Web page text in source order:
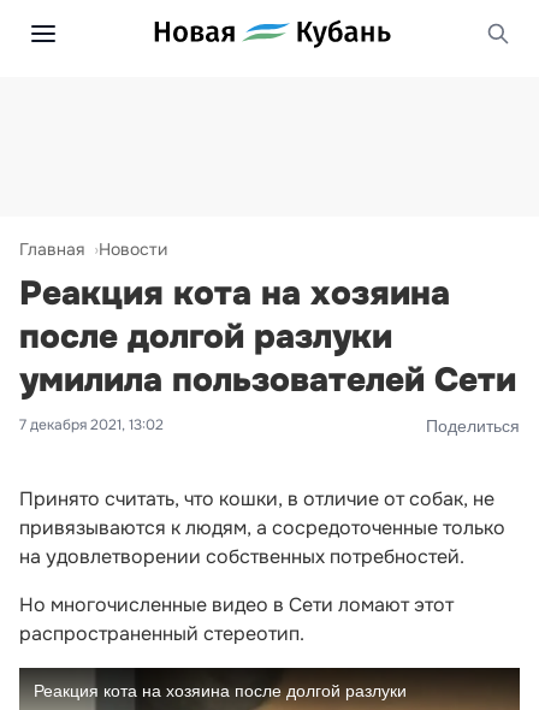
Главная Новости
Реакция кота на хозяина
после долгой разлуки
умилила пользователей Сети
7 декабря 2021, 13:02 Поделиться
Принято считать, что кошки, в отличие от собак, не
привязываются к людям, а сосредоточенные только
на удовлетворении собственных потребностей.
Но многочисленные видео в Сети ломают этот
распространенный стереотип.